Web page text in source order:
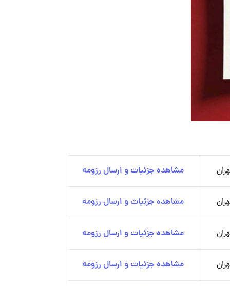
مشاهده جزئیات و ارسال رزومه
مشاهده جزئیات و ارسال رزومه
مشاهده جزئیات و ارسال رزومه
مشاهده جزئیات و ارسال رزومه